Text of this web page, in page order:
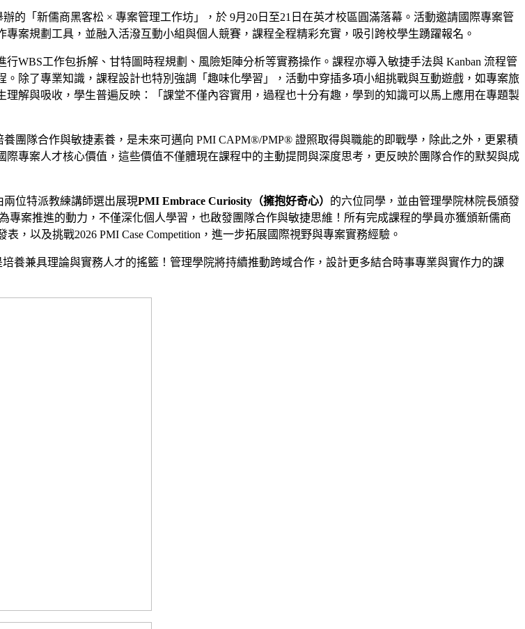
辦的「新儒商黑客松 × 專案管理工作坊」，於 9月20日至21日在英才校區圓滿落幕。活動邀請國際專案管
案規劃工具，並融入活潑互動小組與個人競賽，課程全程精彩充實，吸引跨校學生踴躍報名。
工作包拆解、甘特圖時程規劃、風險矩陣分析等實務操作。課程亦導入敏捷手法與 Kanban 流程管
除了專業知識，課程設計也特別強調「趣味化學習」，活動中穿插多項小組挑戰與互動遊戲，如專案旅
解與吸收，學生普遍反映：「課堂不僅內容實用，過程也十分有趣，學到的知識可以馬上應用在專題製
隊合作與敏捷素養，是未來可邁向 PMI CAPM®/PMP® 證照取得與職能的即戰學，除此之外，更累積
專案人才核心價值，這些價值不僅體現在課程中的主動提問與深度思考，更反映於團隊合作的默契與成
位特派教練講師選出展現PMI Embrace Curiosity（擁抱好奇心） 的六位同學，並由管理學院林院長頒發
案推進的動力，不僅深化個人學習，也啟發團隊合作與敏捷思維！所有完成課程的學員亦獲頒新儒商
，以及挑戰2026 PMI Case Competition，進一步拓展國際視野與專案實務經驗。
養兼具理論與實務人才的搖籃！管理學院將持續推動跨域合作，設計更多結合時事專業與實作力的課